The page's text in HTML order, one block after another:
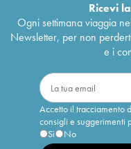
Ricevi
Ogni settimana viaggia
Newsletter, per non
e i
Accetto il tracciamento
consigli e suggerimenti
Sì
No